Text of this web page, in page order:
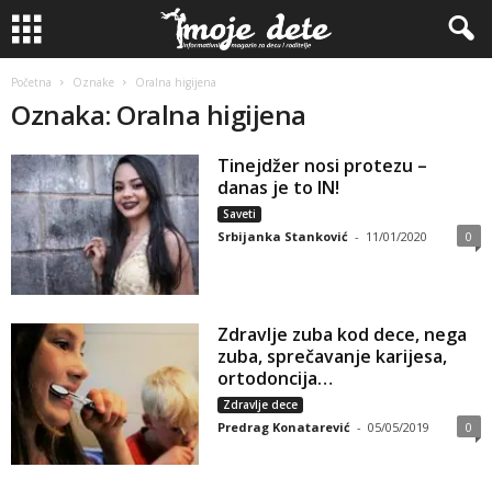
Početna Oznake Oralna higijena
Oznaka: Oralna higijena
Tinejdžer nosi protezu –
danas je to IN!
Saveti
Srbijanka Stanković - 11/01/2020 0
Zdravlje zuba kod dece, nega
zuba, sprečavanje karijesa,
ortodoncija…
Zdravlje dece
Predrag Konatarević - 05/05/2019 0